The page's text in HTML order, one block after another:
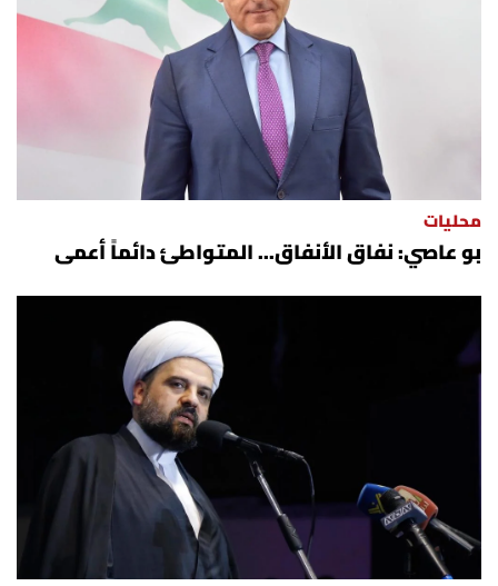
محليات
بو عاصي: نفاق الأنفاق... المتواطئ دائماً أعمى